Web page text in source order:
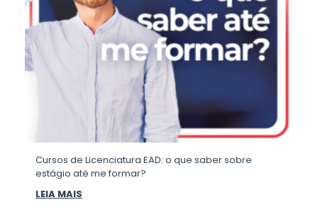
Cursos de Licenciatura EAD: o que saber sobre
estágio até me formar?
LEIA MAIS